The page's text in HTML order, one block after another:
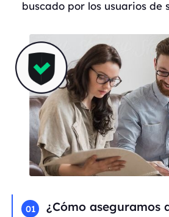
buscado por los usuarios de
01 ¿Cómo aseguramos